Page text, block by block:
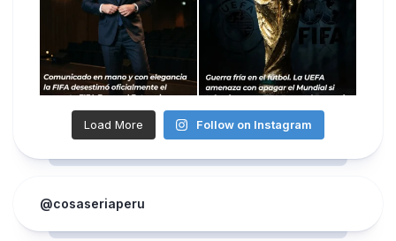
Load More Follow on Instagram
@cosaseriaperu